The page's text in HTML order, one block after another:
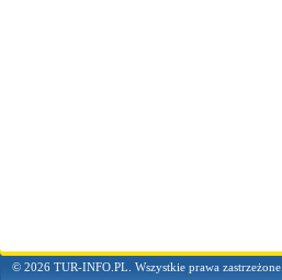
© 2026 TUR-INFO.PL. Wszystkie prawa zastrzeżone.